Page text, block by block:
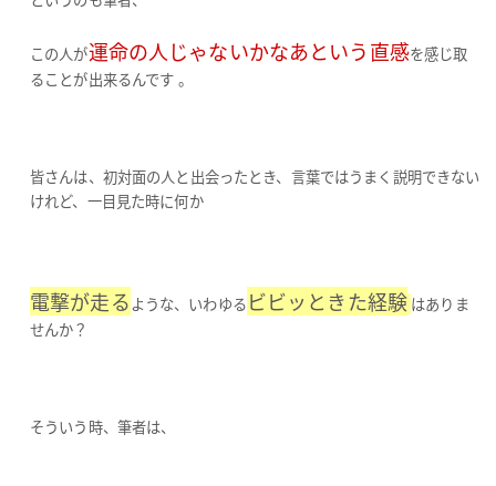
この人が運命の人じゃないかなあという直感を感じ取
ることが出来るんです 。
皆さんは、初対面の人と出会ったとき、言葉ではうまく説明できない
けれど、一目見た時に何か
電撃が走るような、いわゆる ビビッときた経験 はありま
せんか？
そういう時、筆者は、